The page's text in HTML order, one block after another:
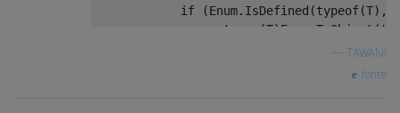
if
(Enum. IsDefined (typeof(T),
return
(T) Enum ToObject (
TAWANI
fonte